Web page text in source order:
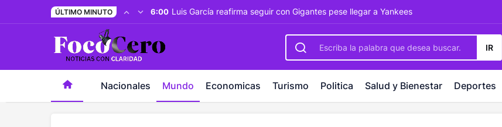
pusulabet giriş-trwin giriş levabet - vizebet giriş - masterbetting- palacebet1.com - kralbet yeni giriş
ÚLTIMO MINUTO 6:00 Luis García reafirma seguir con Gigantes pese llegar a Yankees
IR
Nacionales Mundo Economicas Turismo Politica Salud y Bienestar Deportes